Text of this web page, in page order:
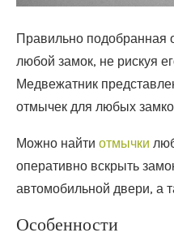
Правильно подобранная
любой замок, не рискуя
Медвежатник
отмычек для любых
Можно найти отмычки
оперативно вскрыть
автомобильной двери, а
Особенности